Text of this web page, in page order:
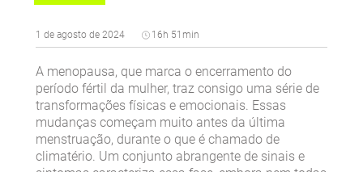
1 de agosto de 2024 16h 51min
A menopausa, que marca o encerramento do
período fértil da mulher, traz consigo uma série de
transformações físicas e emocionais. Essas
mudanças começam muito antes da última
menstruação, durante o que é chamado de
climatério. Um conjunto abrangente de sinais e